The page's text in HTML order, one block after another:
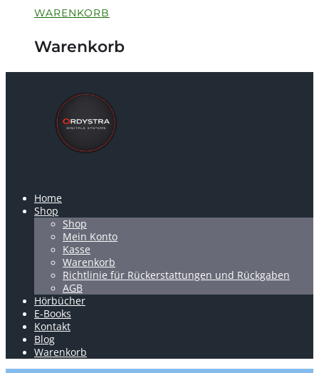
WARENKORB
Warenkorb
Home
Shop
Shop
Mein Konto
Kasse
Warenkorb
Richtlinie für Rückerstattungen und Rückgaben
AGB
Hörbücher
E-Books
Kontakt
Blog
Warenkorb